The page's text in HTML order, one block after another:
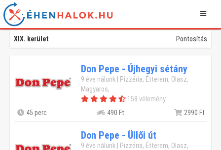
XIX. kerület Pontosítás
Don Pepe - Újhegyi sétány
9 éve nálunk | Pizzéria, Étterem, Olasz,
Magyaros,
158 vélemény
45 perc
490 Ft 2990 Ft
Don Pepe - Üllői út
9 éve nálunk | Pizzéria, Étterem, Olasz,